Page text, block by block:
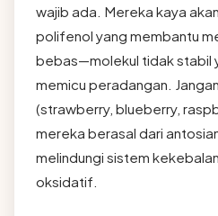
wajib ada. Mereka kaya
polifenol yang membantu
bebas—molekul tidak stabil
memicu peradangan.
(strawberry, blueberry,
mereka berasal dari
melindungi sistem
oksidatif.